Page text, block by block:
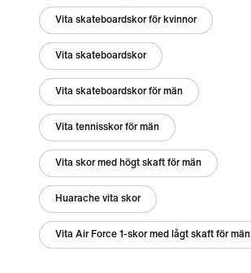
Vita skateboardskor för kvinnor
Vita skateboardskor
Vita skateboardskor för män
Vita tennisskor för män
Vita skor med högt skaft för män
Huarache vita skor
Vita Air Force 1-skor med lågt skaft för män